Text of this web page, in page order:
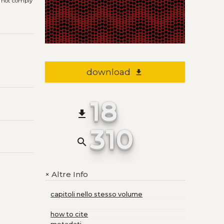
download file_download
file_download 18
search 310
+Altre Info
capitoli nello stesso volume
how to cite